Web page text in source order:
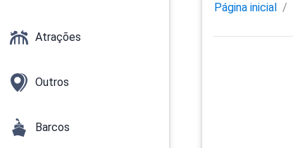
Atrações
Outros
Barcos
Página inicial